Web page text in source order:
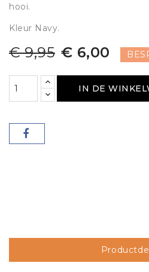
hooi.
Kleur Navy.
€ 9,95 € 6,00
IN DE